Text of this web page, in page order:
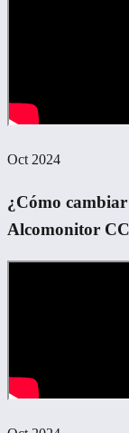
Oct 2024
¿Cómo
Alcomonitor